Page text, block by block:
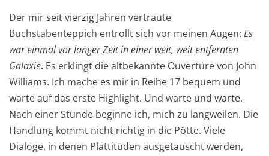
Der mir seit vierzig Jahren vertraute
Buchstabenteppich entrollt sich vor meinen Augen: Es
war einmal vor langer Zeit in einer weit, weit entfernten
Galaxie. Es erklingt die altbekannte Ouvertüre von John
Williams. Ich mache es mir in Reihe 17 bequem und
warte auf das erste Highlight. Und warte und warte.
Nach einer Stunde beginne ich, mich zu langweilen. Die
Handlung kommt nicht richtig in die Pötte. Viele
Dialoge, in denen Plattitüden ausgetauscht werden,